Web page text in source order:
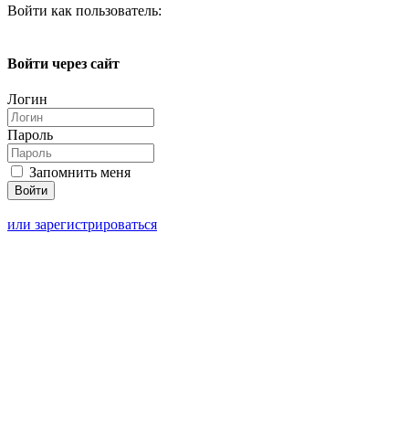
Войти как пользователь:
Войти через сайт
Логин
Пароль
Запомнить меня
или зарегистрироваться